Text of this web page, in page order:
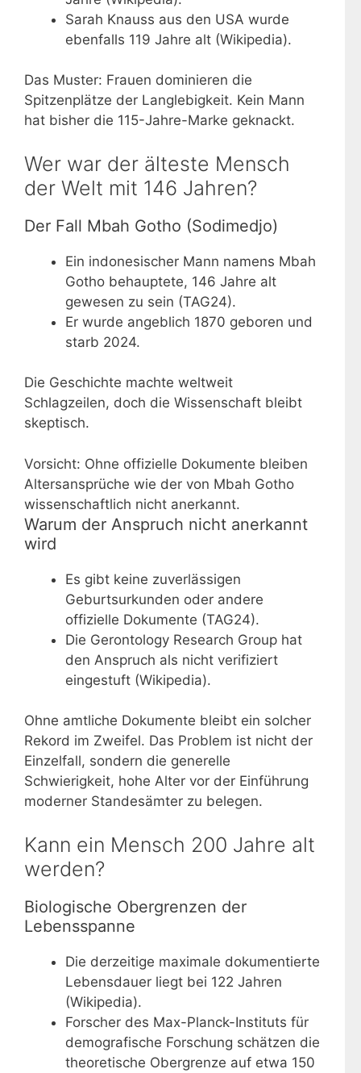
Sarah Knauss aus den USA wurde
ebenfalls 119 Jahre alt (Wikipedia).
Das Muster: Frauen dominieren die
Spitzenplätze der Langlebigkeit. Kein Mann
hat bisher die 115-Jahre-Marke geknackt.
Wer war der älteste Mensch
der Welt mit 146 Jahren?
Der Fall Mbah Gotho (Sodimedjo)
Ein indonesischer Mann namens Mbah
Gotho behauptete, 146 Jahre alt
gewesen zu sein (TAG24).
Er wurde angeblich 1870 geboren und
starb 2024.
Die Geschichte machte weltweit
Schlagzeilen, doch die Wissenschaft bleibt
skeptisch.
Vorsicht: Ohne offizielle Dokumente bleiben
Altersansprüche wie der von Mbah Gotho
wissenschaftlich nicht anerkannt.
Warum der Anspruch nicht anerkannt
wird
Es gibt keine zuverlässigen
Geburtsurkunden oder andere
offizielle Dokumente (TAG24).
Die Gerontology Research Group hat
den Anspruch als nicht verifiziert
eingestuft (Wikipedia).
Ohne amtliche Dokumente bleibt ein solcher
Rekord im Zweifel. Das Problem ist nicht der
Einzelfall, sondern die generelle
Schwierigkeit, hohe Alter vor der Einführung
moderner Standesämter zu belegen.
Kann ein Mensch 200 Jahre alt
werden?
Biologische Obergrenzen der
Lebensspanne
Die derzeitige maximale dokumentierte
Lebensdauer liegt bei 122 Jahren
(Wikipedia).
Forscher des Max-Planck-Instituts für
demografische Forschung schätzen die
theoretische Obergrenze auf etwa 150